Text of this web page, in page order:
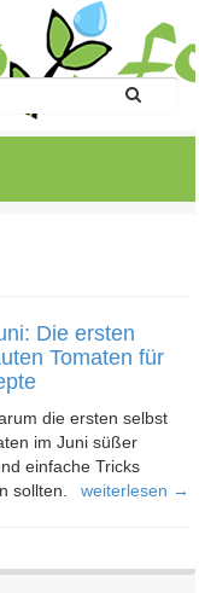
Die ersten
Tomaten für
die ersten selbst
im Juni süßer
einfache Tricks
sollten.
weiterlesen →